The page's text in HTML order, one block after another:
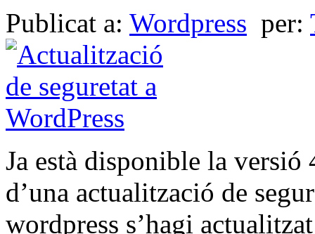
Publicat a: Wordpress per:
Ja està disponible la versió
d’una actualització de
wordpress s’hagi